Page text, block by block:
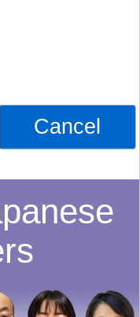
Cancel